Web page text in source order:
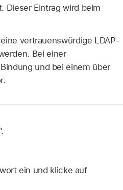
Dieser Eintrag wird beim
vertrauenswürdige LDAP-
Bei einer
und bei einem über
ein und klicke auf